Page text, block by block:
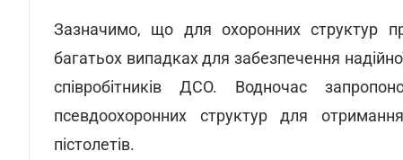
Зазначимо, що для охоронних структур
багатьох випадках для забезпечення
співробітників ДСО. Водночас
псевдоохоронних структур для
пістолетів.